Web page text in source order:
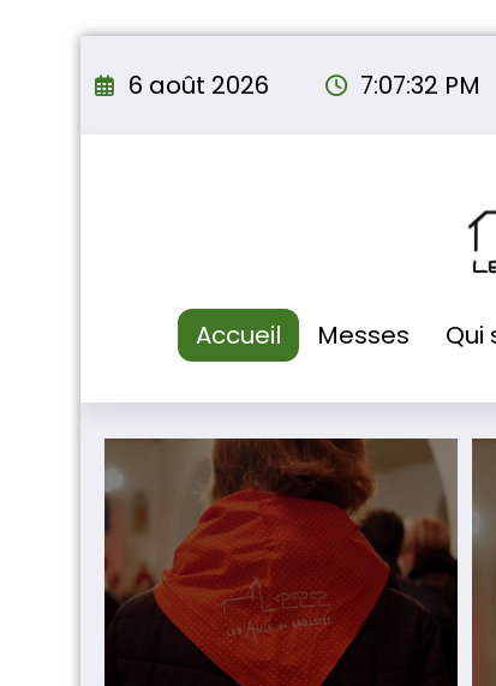
au
6 août 2026 7:07:34 PM
Accueil Messes Qui